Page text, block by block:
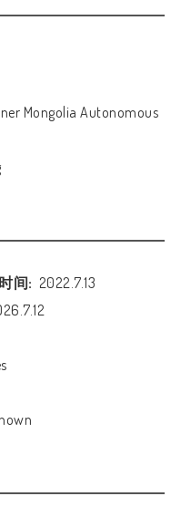
Mongolia Autonomous
间: 2022.7.13